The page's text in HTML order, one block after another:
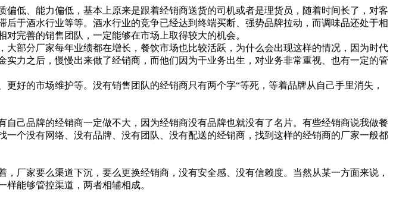
、能力偏低，基本上原来是跟着经销商送货的司机或者是理货员，随着时间长了，对客
于酒水行业等等。酒水行业的竞争已经达到终端买断、强势品牌拉动，而调味品还处于相
完善的销售团队，一定能够在市场上取得较大的机会。
分厂家每年业绩都在增长，餐饮市场也比较活跃，为什么会出现这样的情况，因为时代
力之后，慢慢出来做了经销商，而他们因为干业务出生，对业务非常重视、也有一定的管
的市场维护等。没有销售团队的经销商只有两个字“等死，等着品牌从自己手里消失，
品牌的经销商一定做不大，因为经销商没有品牌也就没有了名片。有些经销商说我做餐
个没有网络、没有品牌、没有团队、没有配送的经销商，找到这样的经销商的厂家一般都
家要么渠道下沉，要么更换经销商，没有安全感、没有信赖度。当然从某一方面来说，
能够管控渠道，两者相辅相成。